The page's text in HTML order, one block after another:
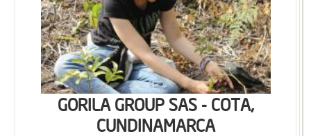
GORILA GROUP SAS - COTA,
CUNDINAMARCA